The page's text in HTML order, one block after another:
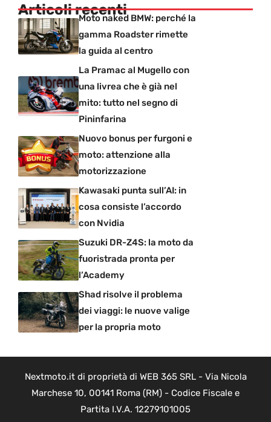
Articoli recentiMoto naked BMW: perché la
gamma Roadster rimette
la guida al centro
La Pramac al Mugello con
una livrea che è già nel
mito: tutto nel segno di
Pininfarina
Nuovo bonus per furgoni e
moto: attenzione alla
motorizzazione
Kawasaki punta sull’AI: in
cosa consiste l’accordo
con Nvidia
Suzuki DR-Z4S: la moto da
fuoristrada pronta per
l’Academy
Shad risolve il problema
dei viaggi: le nuove valige
per la propria moto
Nextmoto.it di proprietà di WEB 365 SRL - Via Nicola
Marchese 10, 00141 Roma (RM) - Codice Fiscale e
Partita I.V.A. 12279101005